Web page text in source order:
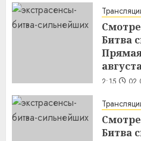
Битва
2:15
Битва